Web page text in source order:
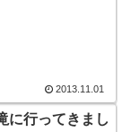
2013.11.01
に行ってきまし